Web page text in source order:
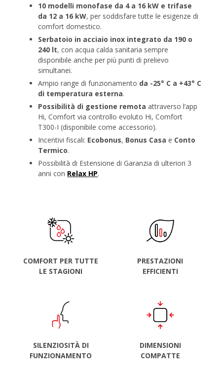
10 modelli monofase da 4 a 16 kW e trifase
da 12 a 16 kW, per soddisfare tutte le esigenze di
comfort domestico.
Serbatoio in acciaio inox integrato da 190 o
240 lt, con acqua calda sanitaria sempre
disponibile anche per più punti di prelievo
simultanei.
Ampio range di funzionamento da -25° C a +43° C
di temperatura esterna.
Possibilità di gestione remota attraverso l’app
Hi, Comfort via controllo evoluto Hi, Comfort
T300-I (disponibile come accessorio).
Incentivi fiscali: Ecobonus, Bonus Casa e Conto
Termico.
Possibilità di Estensione di Garanzia di ulteriori 3
anni con Relax HP.
COMFORT PER TUTTE
LE STAGIONI
PRESTAZIONI
EFFICIENTI
SILENZIOSITÀ DI
FUNZIONAMENTO
DIMENSIONI
COMPATTE